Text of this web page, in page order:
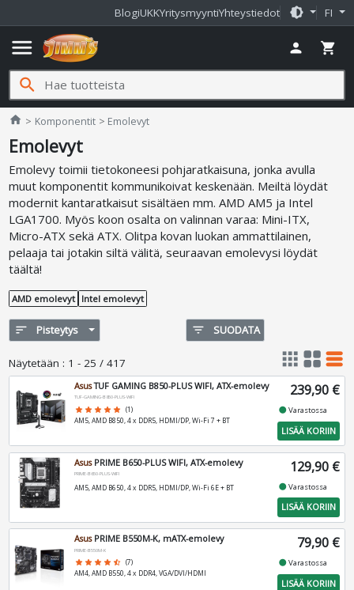
BlogiUKKYritysmyyntiYhteystiedot brightness_medium FI
menu person shopping_cart
search
home Jimms.fi
Komponentit Emolevyt
Emolevyt
Emolevy toimii tietokoneesi pohjaratkaisuna, jonka avulla
muut komponentit kommunikoivat keskenään. Meiltä löydät
modernit kantaratkaisut sisältäen mm. AMD AM5 ja Intel
LGA1700. Myös koon osalta on valinnan varaa: Mini-ITX,
Micro-ATX sekä ATX. Olitpa kovan luokan ammattilainen,
pelaaja tai jotakin siltä välitä, seuraavan emolevysi löydät
täältä!
AMD emolevyt Intel emolevyt
sort Pisteytys filter_list SUODATA
Näytetään : 1 - 25 / 417 apps grid_view table_rows
AsusTUF GAMING B850-PLUS WIFI, ATX-emolevy
TUF-GAMING-B850-PLUS-WIFI
star star star star star (1)
AM5, AMD B850, 4 x DDR5, HDMI/DP, Wi-Fi 7 + BT
239,90 €
fiber_manual_recordVarastossa
LISÄÄ KORIIN
AsusPRIME B650-PLUS WIFI, ATX-emolevy
PRIME-B650-PLUS-WIFI
AM5, AMD B650, 4 x DDR5, HDMI/DP, Wi-Fi 6E + BT
129,90 €
fiber_manual_recordVarastossa
LISÄÄ KORIIN
AsusPRIME B550M-K, mATX-emolevy
PRIME-B550M-K
star star star star star_half (7)
AM4, AMD B550, 4 x DDR4, VGA/DVI/HDMI
79,90 €
fiber_manual_recordVarastossa
LISÄÄ KORIIN